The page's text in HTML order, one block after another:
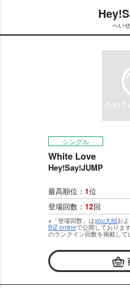
へい
シングル
White Love
Hey!Say!JUMP
最高順位： 1位
登場回数： 12回
※「登場回数」はyou大樹お
BiZ onlineで公開しておりま
のランクイン回数を掲載して